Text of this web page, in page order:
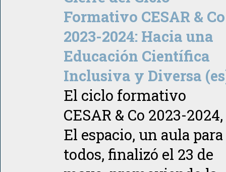
Formativo CESAR & Co
2023-2024: Hacia una
Educación Científica
Inclusiva y Diversa
El ciclo formativo
CESAR & Co 2023-2024,
El espacio, un aula para
todos, finalizó el 23 de